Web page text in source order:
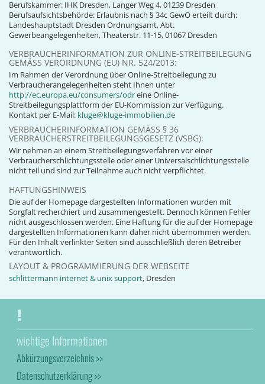
Berufskammer: IHK Dresden, Langer Weg 4, 01239 Dresden
Berufsaufsichtsbehörde: Erlaubnis nach § 34c GewO erteilt durch:
Landeshauptstadt Dresden Ordnungsamt, Abt.
Gewerbeangelegenheiten, Theaterstr. 11-15, 01067 Dresden
VERBRAUCHERINFORMATION ZUR ONLINE-STREITBEILEGUNG
GEMÄSS VERORDNUNG (EU) NR. 524/2013:
Im Rahmen der Verordnung über Online-Streitbeilegung zu
Verbraucherangelegenheiten steht Ihnen unter
http://ec.europa.eu/consumers/odreine Online-
Streitbeilegungsplattform der EU-Kommission zur Verfügung.
Kontakt per E-Mail: kluge@kluge-immobilien.de
VERBRAUCHERINFORMATION GEMÄSS § 36 V
ERBRAUCHERSTREITBEILEGUNGSGESETZ (VSBG):
Wir nehmen an einem Streitbeilegungsverfahren vor einer
Verbraucherschlichtungsstelle oder einer Universalschlichtungsstelle
nicht teil und sind zur Teilnahme auch nicht verpflichtet.
HAFTUNGSHINWEIS
Die auf der Homepage dargestellten Informationen wurden mit
Sorgfalt recherchiert und zusammengestellt. Dennoch können Fehler
nicht ausgeschlossen werden. Eine Haftung für die auf der Homepage
dargestellten Informationen kann daher nicht übernommen werden.
Für den Inhalt verlinkter Seiten sind ausschließlich deren Betreiber
verantwortlich.
LAYOUT & PROGRAMMIERUNG DER WEBSEITE
schlittermann internet & unix support, Dresden
wichtige Informationen
Abkürzungsverzeichnis >>
Datenschutzerklärung >>